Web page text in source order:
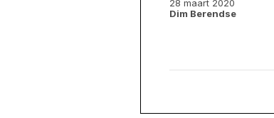
28 maart 2020
Dim Berendse